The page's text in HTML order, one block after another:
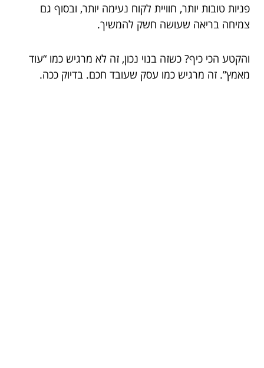
פניות טובות יותר, חוויית לקוח נעימה יותר, ובסוף גם
צמיחה בריאה שעושה חשק להמשיך.
והקטע הכי כיף? כשזה בנוי נכון, זה לא מרגיש כמו “עוד
מאמץ”. זה מרגיש כמו עסק שעובד חכם. בדיוק ככה.